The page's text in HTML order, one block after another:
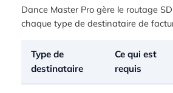
Dance Master Pro gère le routage
chaque type de destinataire de
Type de
destinataire
Ce qui est
requis